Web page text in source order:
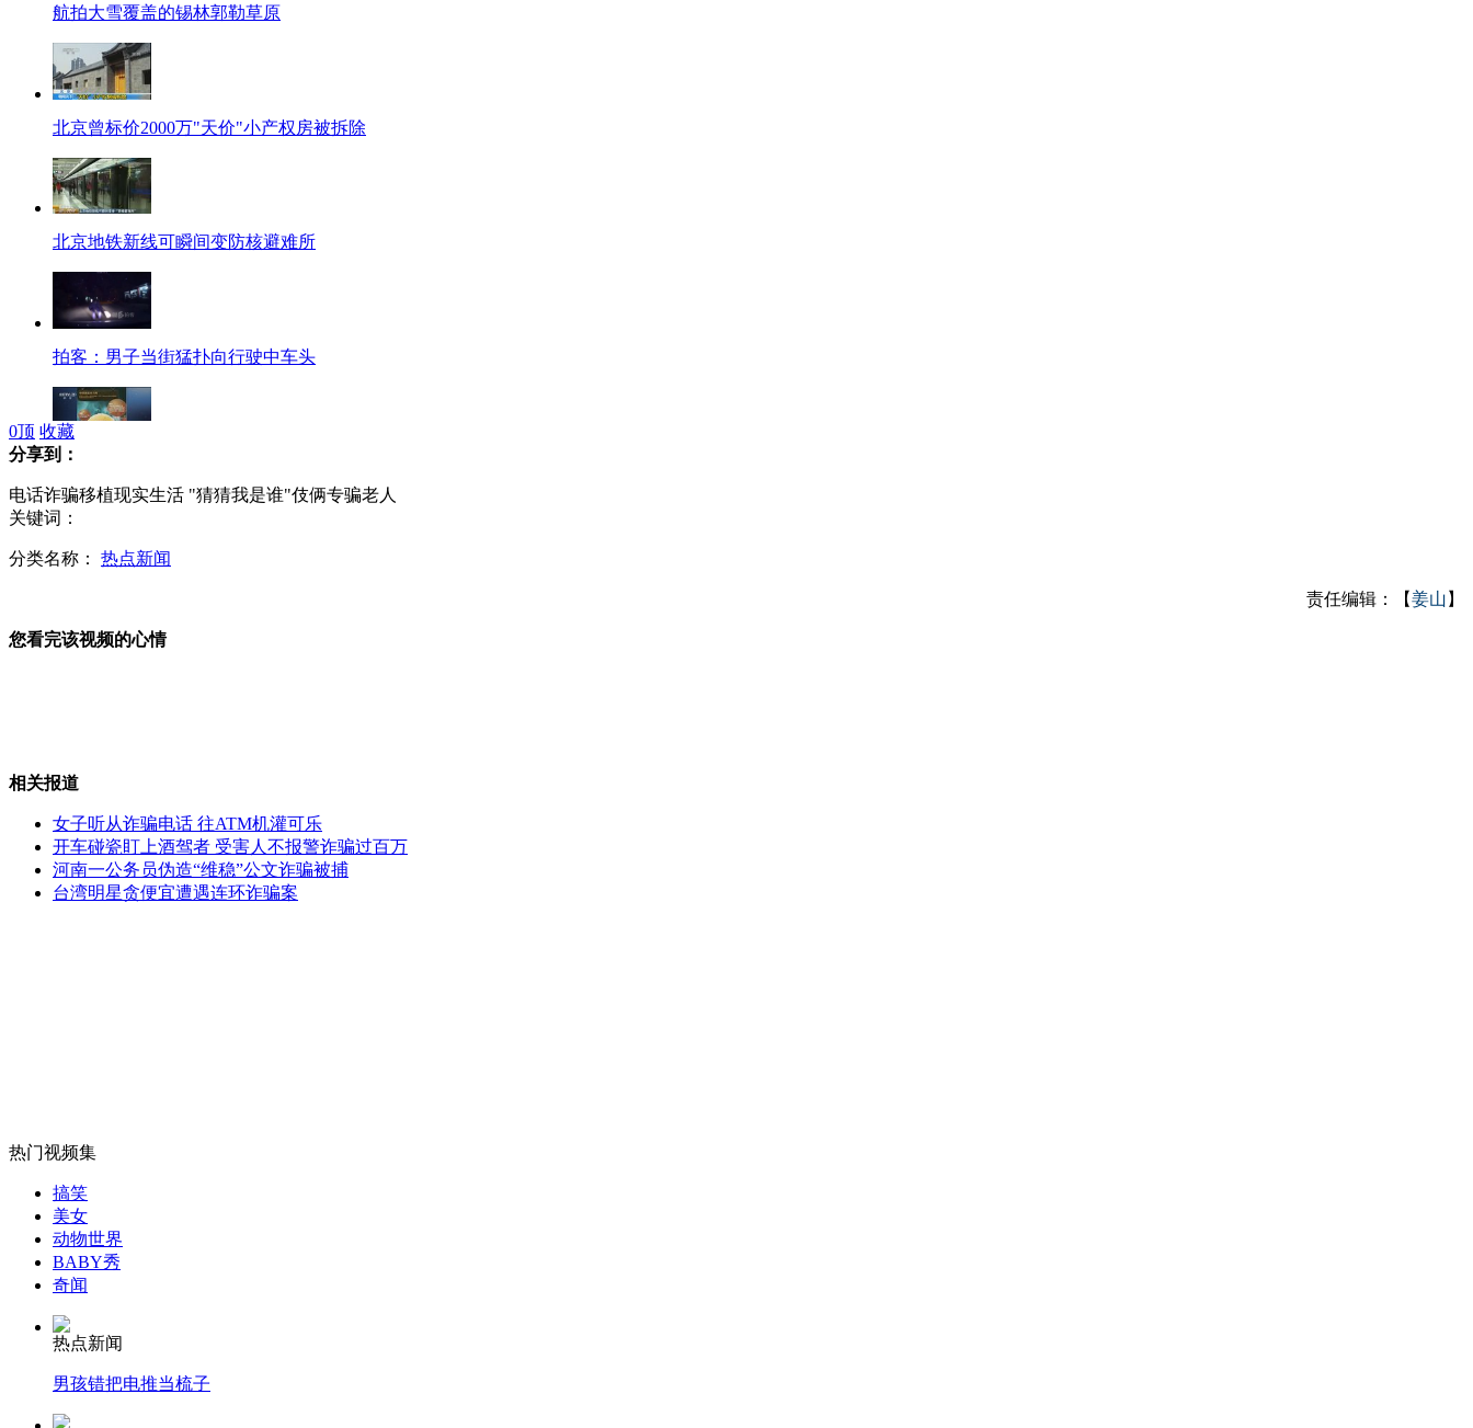
航拍大雪覆盖的锡林郭勒草原
北京曾标价2000万"天价"小产权房被拆除
北京地铁新线可瞬间变防核避难所
拍客：男子当街猛扑向行驶中车头
义乌外商跑路 商家称不赊账生意无法维持
女孩北京地铁殴打老人 痛下狠手拳打脚踢
外交部：反对强权政治霸凌主义
0顶 收藏
分享到：
电话诈骗移植现实生活 "猜猜我是谁"伎俩专骗老人
关键词：
分类名称： 热点新闻
责任编辑：【姜山 】
您看完该视频的心情
相关报道
女子听从诈骗电话 往ATM机灌可乐
开车碰瓷盯上酒驾者 受害人不报警诈骗过百万
河南一公务员伪造“维稳”公文诈骗被捕
台湾明星贪便宜遭遇连环诈骗案
热门视频集
搞笑
美女
动物世界
BABY秀
奇闻
热点新闻
男孩错把电推当梳子